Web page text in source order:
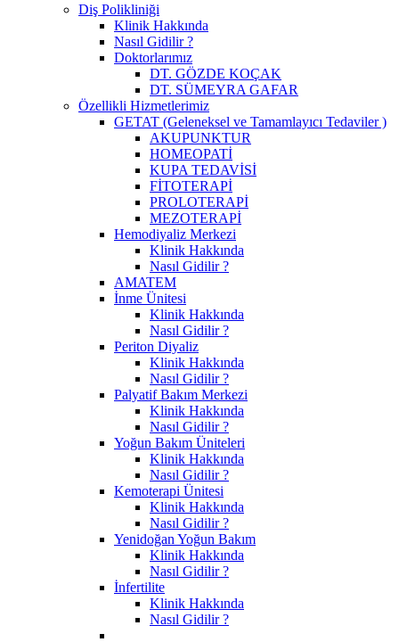
Diş Polikliniği
Klinik Hakkında
Nasıl Gidilir ?
Doktorlarımız
DT. GÖZDE KOÇAK
DT. SÜMEYRA GAFAR
Özellikli Hizmetlerimiz
GETAT (Geleneksel ve Tamamlayıcı Tedaviler )
AKUPUNKTUR
HOMEOPATİ
KUPA TEDAVİSİ
FİTOTERAPİ
PROLOTERAPİ
MEZOTERAPİ
Hemodiyaliz Merkezi
Klinik Hakkında
Nasıl Gidilir ?
AMATEM
İnme Ünitesi
Klinik Hakkında
Nasıl Gidilir ?
Periton Diyaliz
Klinik Hakkında
Nasıl Gidilir ?
Palyatif Bakım Merkezi
Klinik Hakkında
Nasıl Gidilir ?
Yoğun Bakım Üniteleri
Klinik Hakkında
Nasıl Gidilir ?
Kemoterapi Ünitesi
Klinik Hakkında
Nasıl Gidilir ?
Yenidoğan Yoğun Bakım
Klinik Hakkında
Nasıl Gidilir ?
İnfertilite
Klinik Hakkında
Nasıl Gidilir ?